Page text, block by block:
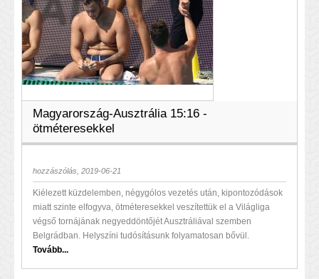
Magyarország-Ausztrália 15:16 -
ötméteresekkel
hozzászólás, 2019-06-21
Kiélezett küzdelemben, négygólos vezetés után, kipontozódások
miatt szinte elfogyva, ötméteresekkel veszítettük el a Világliga
végső tornájának negyeddöntőjét Ausztráliával szemben
Belgrádban. Helyszíni tudósításunk folyamatosan bővül.
Tovább...